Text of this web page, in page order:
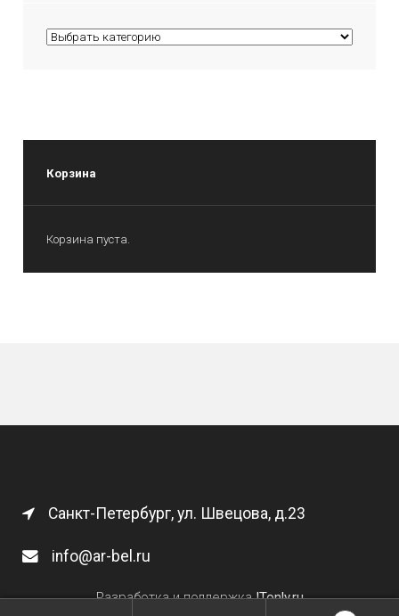
Корзина
Корзина пуста.
Санкт-Петербург, ул. Швецова, д.23
info@ar-bel.ru
Разработка и поддержкаITonly.ru